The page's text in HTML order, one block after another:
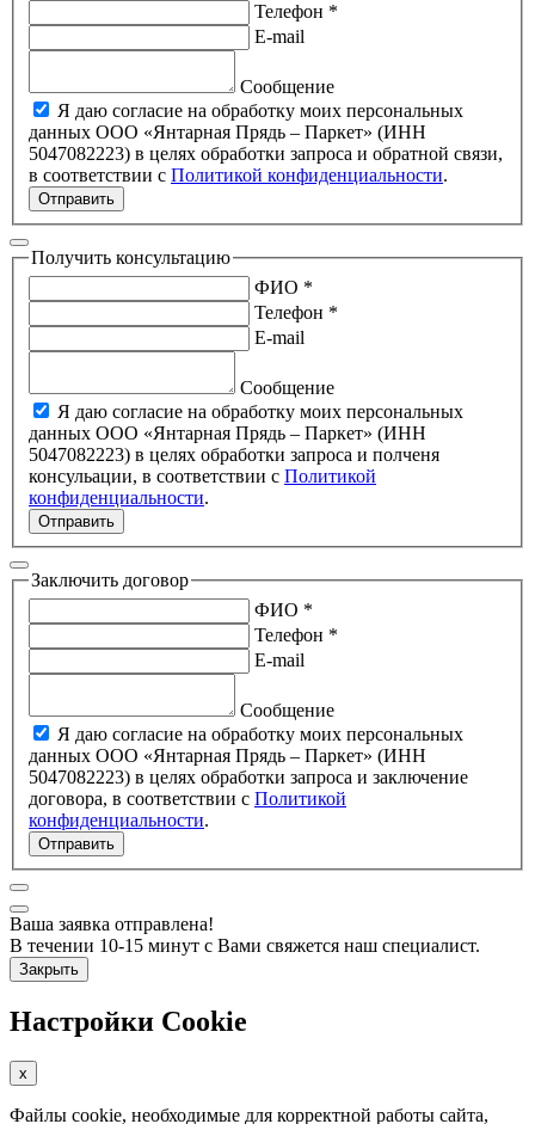
Телефон *
E-mail
Сообщение
Я даю согласие на обработку моих персональных
данных ООО «Янтарная Прядь – Паркет» (ИНН
5047082223) в целях обработки запроса и обратной связи,
в соответствии с Политикой конфиденциальности.
Отправить
Получить консультацию
ФИО *
Телефон *
E-mail
Сообщение
Я даю согласие на обработку моих персональных
данных ООО «Янтарная Прядь – Паркет» (ИНН
5047082223) в целях обработки запроса и полченя
консульации, в соответствии с Политикой
конфиденциальности.
Отправить
Заключить договор
ФИО *
Телефон *
E-mail
Сообщение
Я даю согласие на обработку моих персональных
данных ООО «Янтарная Прядь – Паркет» (ИНН
5047082223) в целях обработки запроса и заключение
договора, в соответствии с Политикой
конфиденциальности.
Отправить
Ваша заявка отправлена!
В течении 10-15 минут с Вами свяжется наш специалист.
Закрыть
Настройки Cookie
x
Файлы cookie, необходимые для корректной работы сайта,